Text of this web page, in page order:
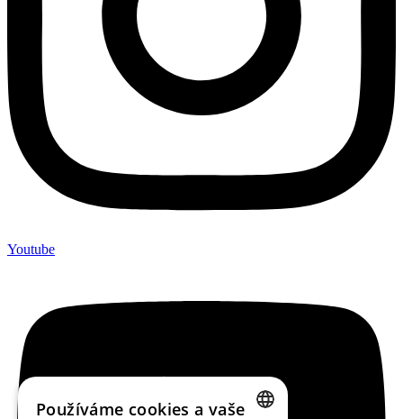
Youtube
Používáme cookies a vaše